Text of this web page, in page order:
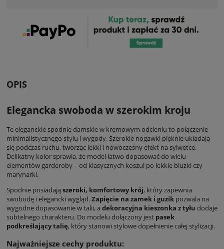
OPIS
Elegancka swoboda w szerokim kroju
Teeleganckie spodnie damskiew kremowym odcieniu to połączenie
minimalistycznego stylu i wygody. Szerokie nogawki pięknie układają
się podczas ruchu, tworząc lekki i nowoczesny efekt na sylwetce.
Delikatny kolor sprawia, że model łatwo dopasować do wielu
elementów garderoby – od klasycznych koszul po lekkie bluzki czy
marynarki.
Spodnie posiadają szeroki, komfortowy krój, który zapewnia
swobodę i elegancki wygląd.Zapięcie na zamek i guzik pozwala na
wygodne dopasowanie w talii, a dekoracyjna kieszonka z tyłu dodaje
subtelnego charakteru. Do modelu dołączony jest pasek
podkreślający talię, który stanowi stylowe dopełnienie całej stylizacji.
Najważniejsze cechy produktu: